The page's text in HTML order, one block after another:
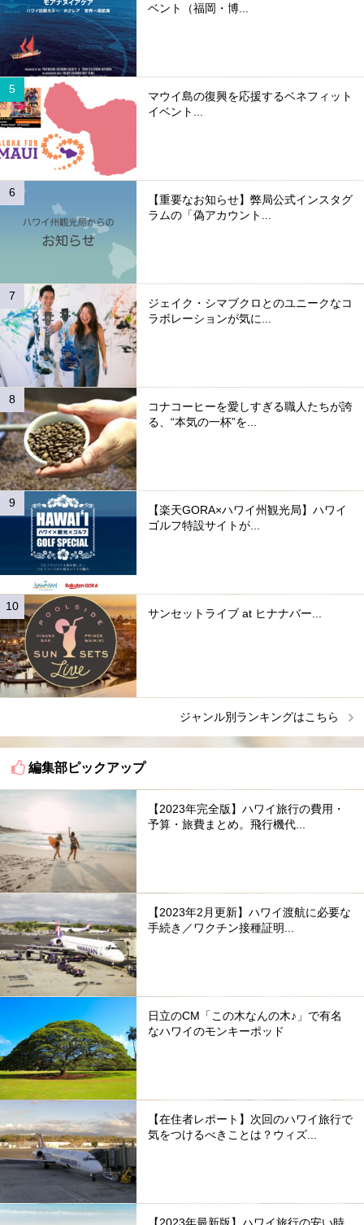
ベント（福岡・博...
マウイ島の復興を応援するベネフィット
イベント...
【重要なお知らせ】弊局公式インスタグ
ラムの「偽アカウント...
ジェイク・シマブクロとのユニークなコ
ラボレーションが気に...
コナコーヒーを愛しすぎる職人たちが誇
る、“本気の一杯”を...
【楽天GORA×ハワイ州観光局】ハワイ
ゴルフ特設サイトが...
サンセットライブ at ヒナナバー...
ジャンル別ランキングはこちら
編集部ピックアップ
【2023年完全版】ハワイ旅行の費用・
予算・旅費まとめ。飛行機代...
【2023年2月更新】ハワイ渡航に必要な
手続き／ワクチン接種証明...
日立のCM「この木なんの木♪」で有名
なハワイのモンキーポッド
【在住者レポート】次回のハワイ旅行で
気をつけるべきことは？ウィズ...
【2023年最新版】ハワイ旅行の安い時